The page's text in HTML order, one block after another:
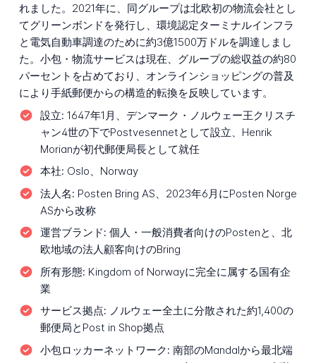
れました。2021年に、同グループは北欧初の物流会社とし
てグリーンボンドを発行し、環境認定ターミナルインフラ
と電気自動車調達のために約3億1500万ドルを調達しまし
た。小包・物流サービスは現在、グループの総収益の約80
パーセントを占めており、オンラインショッピングの普及
により手紙郵便からの構造的転換を反映しています。
設立: 1647年1月、デンマーク・ノルウェー王クリスチ
ャン4世の下でPostvesennetとして設立、Henrik
Morianが初代郵便局長として就任
本社: Oslo、Norway
法人名: Posten Bring AS、2023年6月にPosten Norge
ASから改称
運営ブランド: 個人・一般消費者向けのPostenと、北
欧地域の法人顧客向けのBring
所有形態: Kingdom of Norwayに完全に属する国有企
業
サービス拠点: ノルウェー全土に分散された約1,400の
郵便局とPost in Shop拠点
小包ロッカーネットワーク: 南部のMandalから最北端